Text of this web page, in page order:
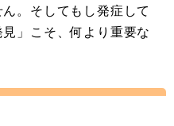
。そしてもし発症して
」こそ、何より重要な